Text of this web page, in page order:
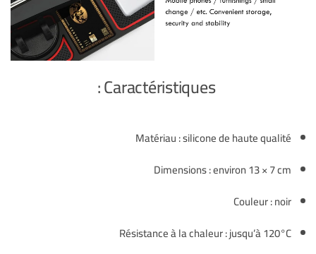
Caractéristiques :
Matériau : silicone de haute qualité
Dimensions : environ 13 × 7 cm
Couleur : noir
Résistance à la chaleur : jusqu’à 120°C